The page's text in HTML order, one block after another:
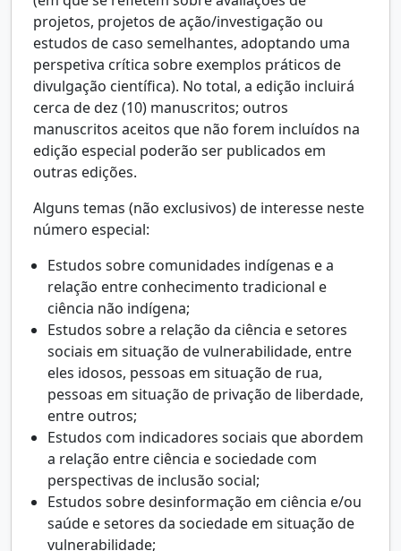
projetos, projetos de ação/investigação ou
estudos de caso semelhantes, adoptando uma
perspetiva crítica sobre exemplos práticos de
divulgação científica). No total, a edição incluirá
cerca de dez (10) manuscritos; outros
manuscritos aceitos que não forem incluídos na
edição especial poderão ser publicados em
outras edições.
Alguns temas (não exclusivos) de interesse neste
número especial:
Estudos sobre comunidades indígenas e a
relação entre conhecimento tradicional e
ciência não indígena;
Estudos sobre a relação da ciência e setores
sociais em situação de vulnerabilidade, entre
eles idosos, pessoas em situação de rua,
pessoas em situação de privação de liberdade,
entre outros;
Estudos com indicadores sociais que abordem
a relação entre ciência e sociedade com
perspectivas de inclusão social;
Estudos sobre desinformação em ciência e/ou
saúde e setores da sociedade em situação de
vulnerabilidade;